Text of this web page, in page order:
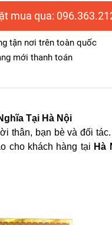
mua qua:
tận nơi trên toàn quốc
mới thanh toán
Tại Hà Nội
thân, bạn bè và đối tác.
cho khách hàng tại Hà